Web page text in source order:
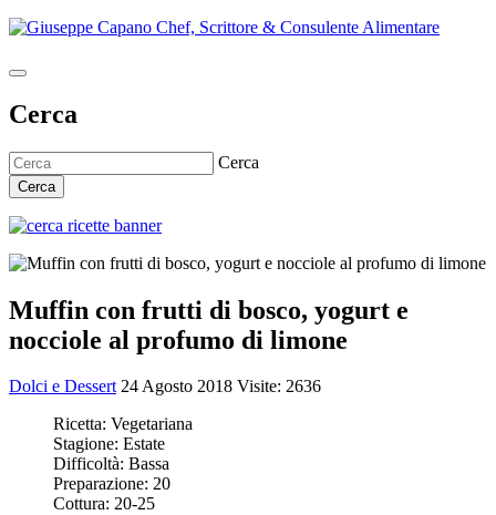
Cerca
Cerca
Cerca
Muffin con frutti di bosco, yogurt e
nocciole al profumo di limone
Dolci e Dessert 24 Agosto 2018 Visite: 2636
Ricetta: Vegetariana
Stagione: Estate
Difficoltà: Bassa
Preparazione: 20
Cottura: 20-25